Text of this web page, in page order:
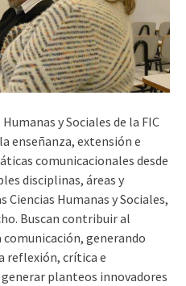
y Sociales de la FIC
enseñanza, extensión e
comunicacionales desde
disciplinas, áreas y
Humanas y Sociales,
Buscan contribuir al
generando
reflexión, crítica e
planteos innovadores